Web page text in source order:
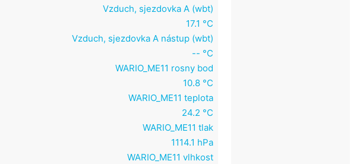
Vzduch, sjezdovka A (wbt)
17.1 °C
Vzduch, sjezdovka A nástup (wbt)
-- °C
WARIO_ME11 rosny bod
10.8 °C
WARIO_ME11 teplota
24.2 °C
WARIO_ME11 tlak
1114.1 hPa
WARIO_ME11 vlhkost